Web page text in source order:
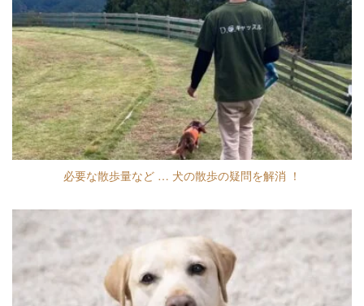
必要な散歩量など … 犬の散歩の疑問を解消 ！